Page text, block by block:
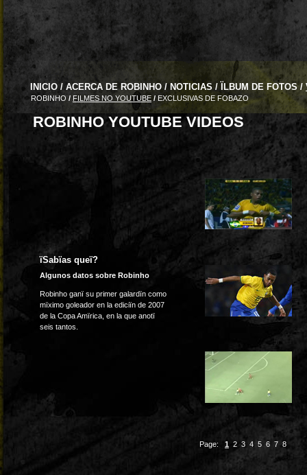
INICIO / ACERCA DE ROBINHO / NOTICIAS / ÏLBUM DE FOTOS /
ROBINHO / FILMES NO YOUTUBE / EXCLUSIVAS DE FOBAZO
ROBINHO YOUTUBE VIDEOS
ïSabïas queï?
Algunos datos sobre Robinho
Robinho ganï su primer galardïn como
mïximo goleador en la ediciïn de 2007
de la Copa Amïrica, en la que anotï
seis tantos.
Page: 1 2 3 4 5 6 7 8